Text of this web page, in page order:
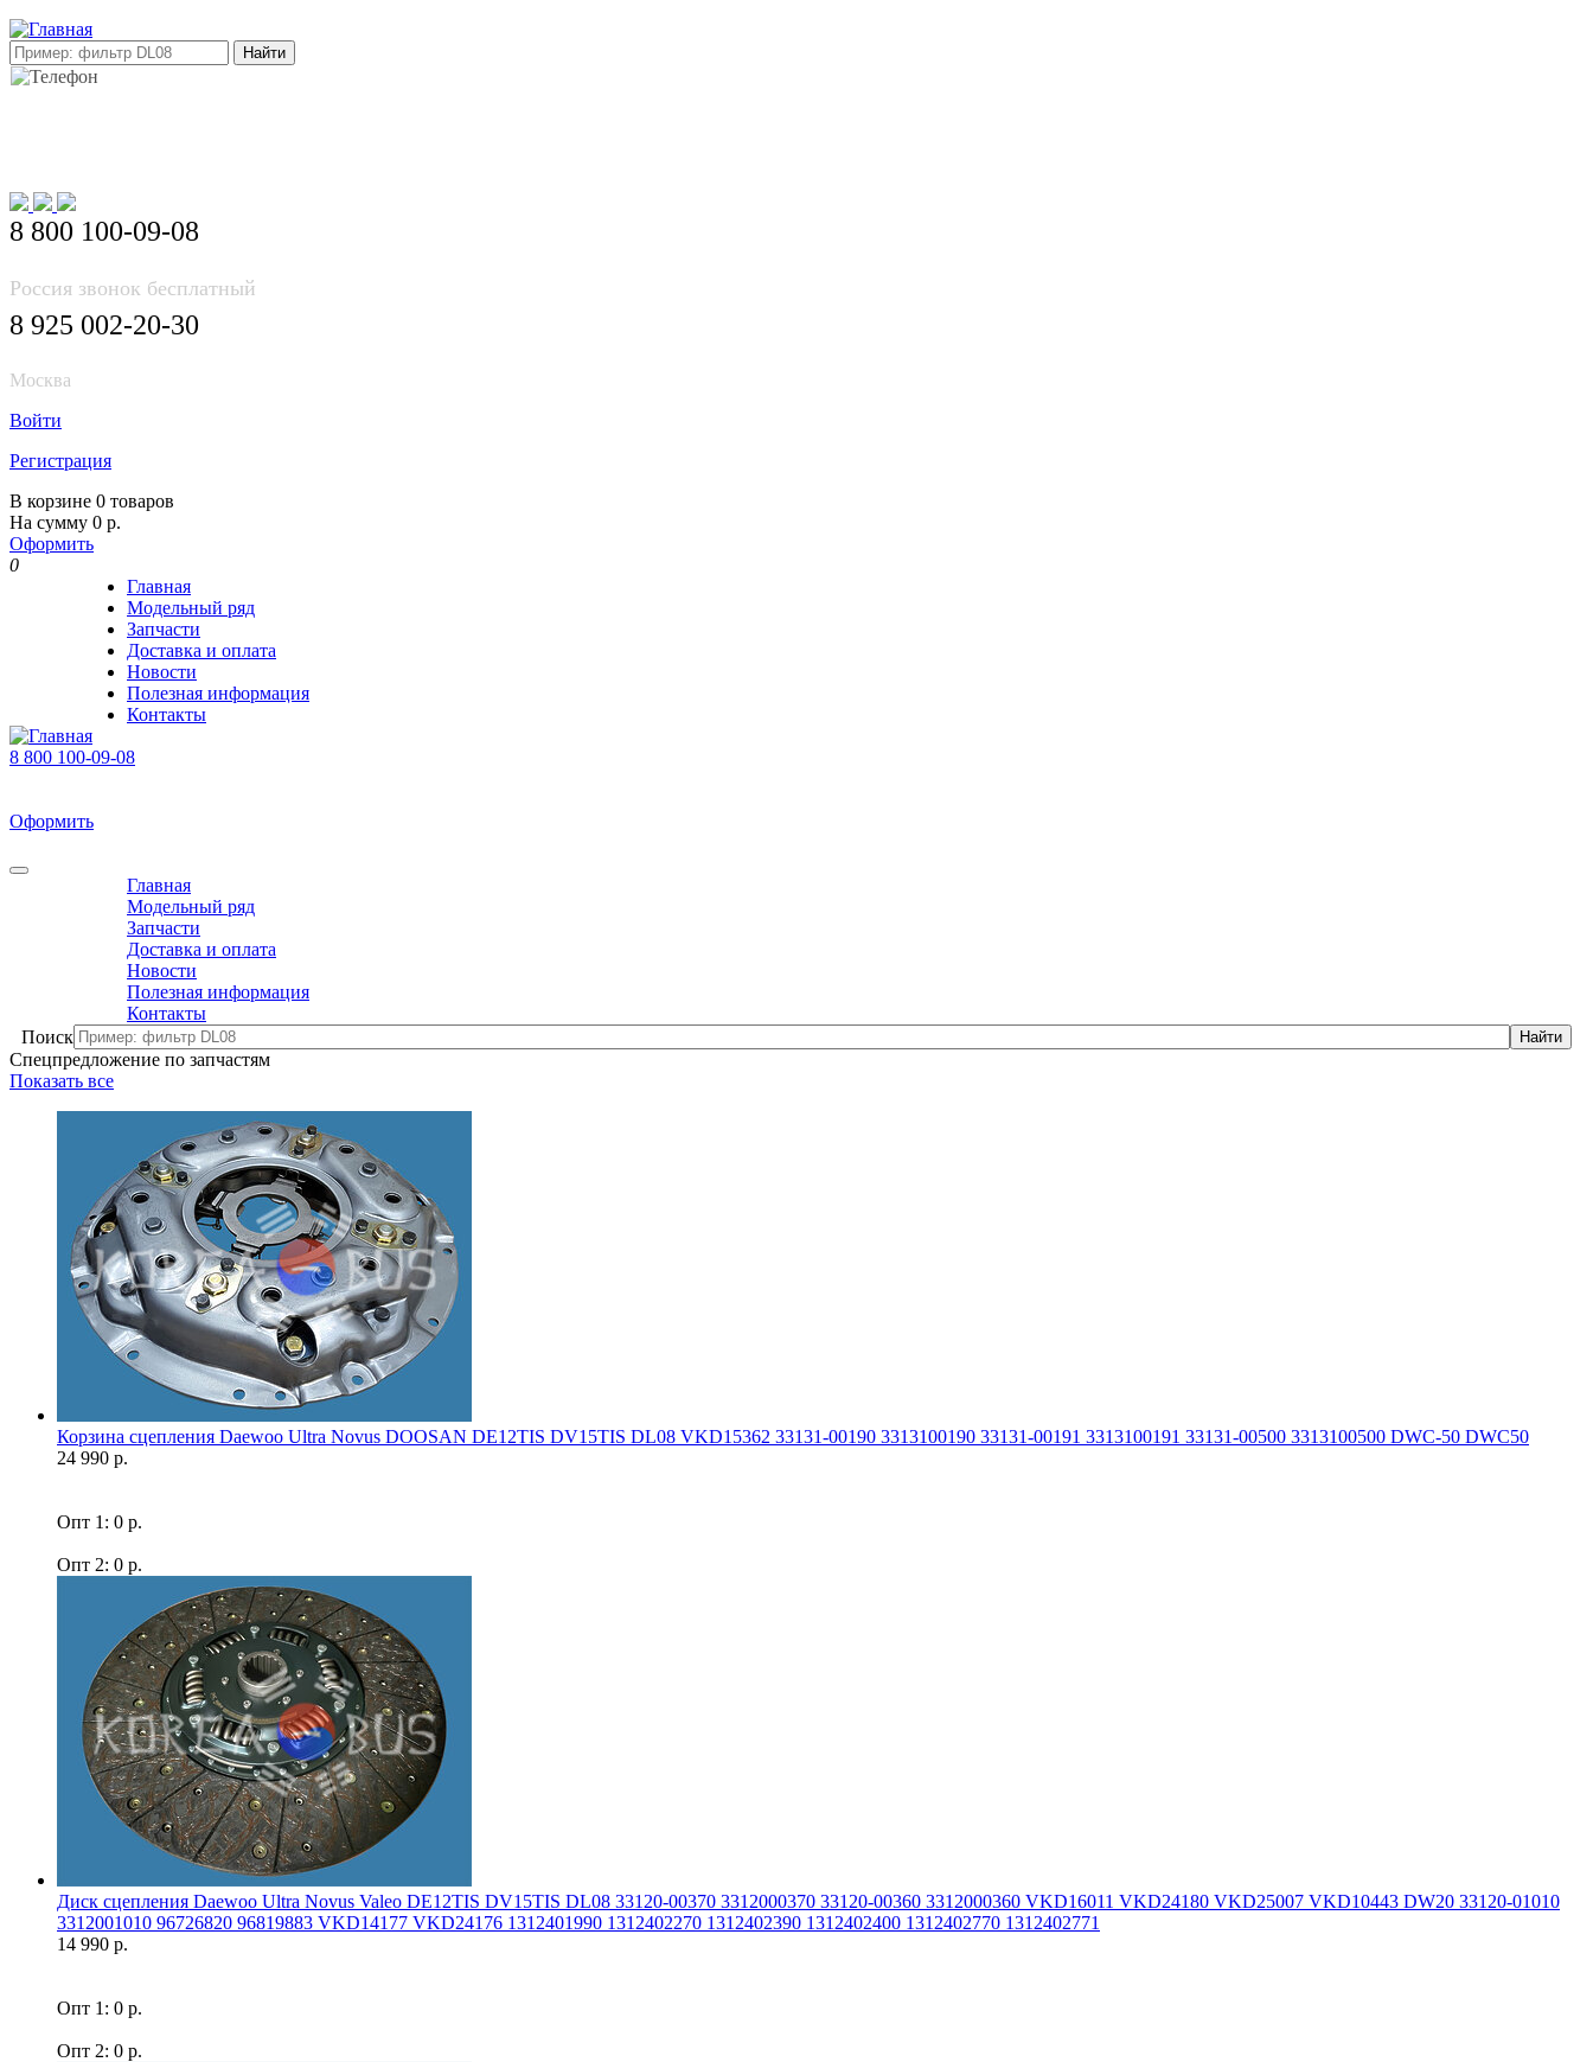
8 800 100-09-08
Россия звонок бесплатный
8 925 002-20-30
Москва
Войти
Регистрация
В корзине 0 товаров
На сумму 0 р.
Оформить
0
Главная
Модельный ряд
Запчасти
Доставка и оплата
Новости
Полезная информация
Контакты
8 800 100-09-08
Оформить
Главная
Модельный ряд
Запчасти
Доставка и оплата
Новости
Полезная информация
Контакты
Поиск
Спецпредложение по запчастям
Показать все
Корзина сцепления Daewoo Ultra Novus DOOSAN DE12TIS DV15TIS DL08 VKD15362 33131-00190 3313100190 33131-00191 3313100191 33131-00500 3313100500 DWC-50 DWC50
24 990 р.
Опт 1: 0 р.
Опт 2: 0 р.
Диск сцепления Daewoo Ultra Novus Valeo DE12TIS DV15TIS DL08 33120-00370 3312000370 33120-00360 3312000360 VKD16011 VKD24180 VKD25007 VKD10443 DW20 33120-01010
3312001010 96726820 96819883 VKD14177 VKD24176 1312401990 1312402270 1312402390 1312402400 1312402770 1312402771
14 990 р.
Опт 1: 0 р.
Опт 2: 0 р.